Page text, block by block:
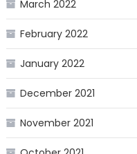
March 2022
February 2022
January 2022
December 2021
November 2021